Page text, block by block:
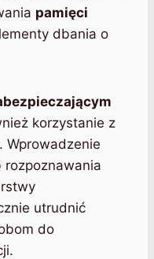
pamięci
dbania o
korzystanie z
Wprowadzenie
rozpoznawania
utrudnić
do